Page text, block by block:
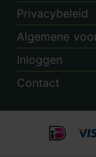
Privacybeleid
Algemene
Inloggen
Contact